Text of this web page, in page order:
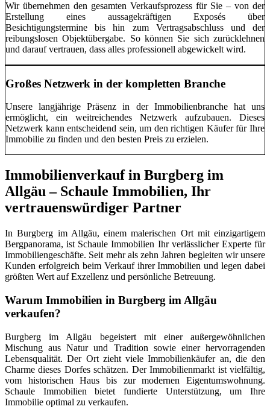
Wir übernehmen den gesamten Verkaufsprozess für Sie – von der
Erstellung eines aussagekräftigen Exposés über
Besichtigungstermine bis hin zum Vertragsabschluss und der
reibungslosen Objektübergabe. So können Sie sich zurücklehnen
und darauf vertrauen, dass alles professionell abgewickelt wird.
Großes Netzwerk in der kompletten Branche
Unsere langjährige Präsenz in der Immobilienbranche hat uns
ermöglicht, ein weitreichendes Netzwerk aufzubauen. Dieses
Netzwerk kann entscheidend sein, um den richtigen Käufer für Ihre
Immobilie zu finden und den besten Preis zu erzielen.
Immobilienverkauf in Burgberg im
Allgäu – Schaule Immobilien, Ihr
vertrauenswürdiger Partner
In Burgberg im Allgäu, einem malerischen Ort mit einzigartigem
Bergpanorama, ist Schaule Immobilien Ihr verlässlicher Experte für
Immobiliengeschäfte. Seit mehr als zehn Jahren begleiten wir unsere
Kunden erfolgreich beim Verkauf ihrer Immobilien und legen dabei
größten Wert auf Exzellenz und persönliche Betreuung.
Warum Immobilien in Burgberg im Allgäu
verkaufen?
Burgberg im Allgäu begeistert mit einer außergewöhnlichen
Mischung aus Natur und Tradition sowie einer hervorragenden
Lebensqualität. Der Ort zieht viele Immobilienkäufer an, die den
Charme dieses Dorfes schätzen. Der Immobilienmarkt ist vielfältig,
vom historischen Haus bis zur modernen Eigentumswohnung.
Schaule Immobilien bietet fundierte Unterstützung, um Ihre
Immobilie optimal zu verkaufen.